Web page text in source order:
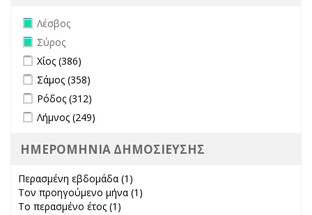
Remove Λέσβος filter
Λέσβος
Remove Σύρος filter
Σύρος
Apply Χίος filter
Χίος (386)
Apply Σάμος filter
Σάμος (358)
Apply Ρόδος filter
Ρόδος (312)
Apply Λήμνος filter
Λήμνος (249)
ΗΜΕΡΟΜΗΝΙΑ ΔΗΜΟΣΙΕΥΣΗΣ
Περασμένη εβδομάδα (1)
Τον προηγούμενο μήνα (1)
Το περασμένο έτος (1)